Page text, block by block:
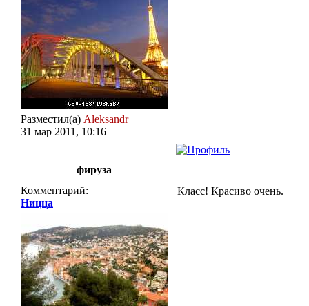
Разместил(а) Aleksandr
31 мар 2011, 10:16
фируза
Комментарий:
Ницца
Класс! Красиво очень.